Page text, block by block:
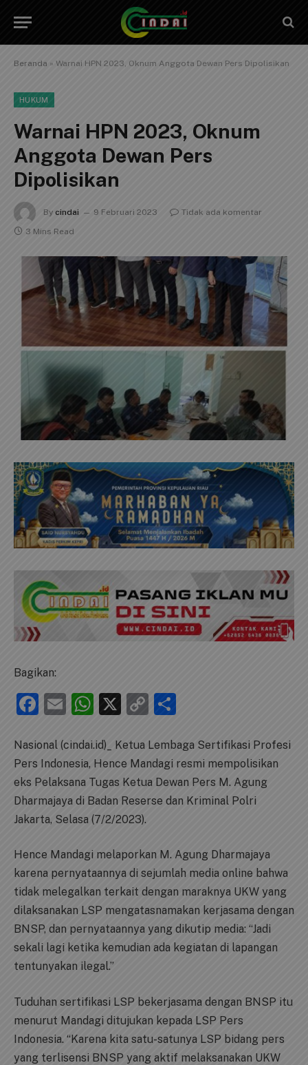
Beranda » Warnai HPN 2023, Oknum Anggota Dewan Pers Dipolisikan
HUKUM
Warnai HPN 2023, Oknum
Anggota Dewan Pers
Dipolisikan
By cindai 9 Februari 2023
Tidak ada komentar
3 Mins Read
Bagikan:
Facebook
EmailWhatsApp
X
Copy
Nasional (cindai.id)_ Ketua Lembaga Sertifikasi Profesi
Pers Indonesia, Hence Mandagi resmi mempolisikan
eks Pelaksana Tugas Ketua Dewan Pers M. Agung
Dharmajaya di Badan Reserse dan Kriminal Polri
Jakarta, Selasa (7/2/2023).
Hence Mandagi melaporkan M. Agung Dharmajaya
karena pernyataannya di sejumlah media online bahwa
tidak melegalkan terkait dengan maraknya UKW yang
dilaksanakan LSP mengatasnamakan kerjasama dengan
BNSP, dan pernyataannya yang dikutip media: “Jadi
sekali lagi ketika kemudian ada kegiatan di lapangan
tentunyakan ilegal.”
Tuduhan sertifikasi LSP bekerjasama dengan BNSP itu
menurut Mandagi ditujukan kepada LSP Pers
Indonesia. “Karena kita satu-satunya LSP bidang pers
yang terlisensi BNSP yang aktif melaksanakan UKW